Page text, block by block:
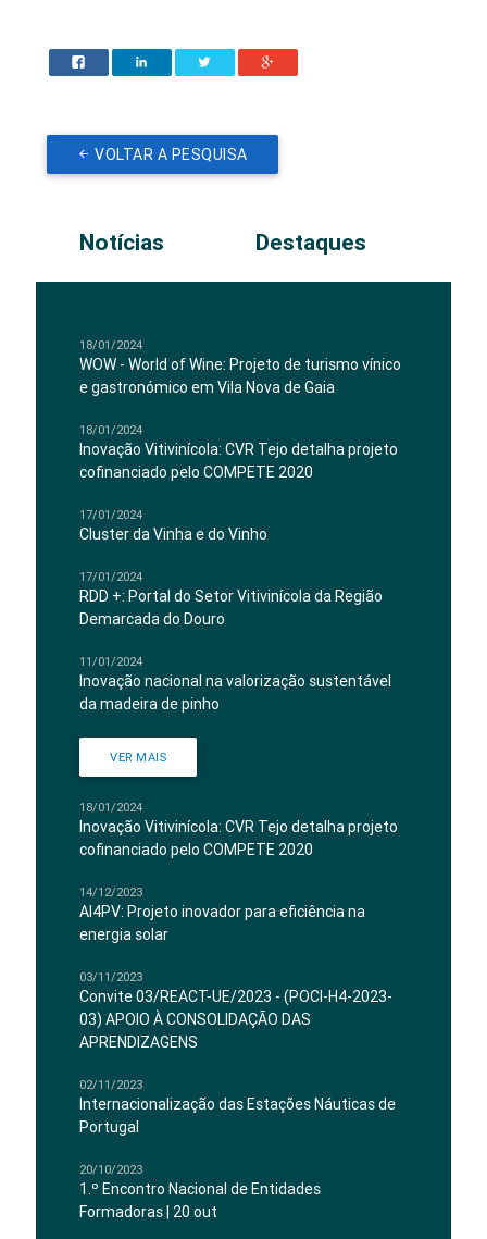
VOLTAR A PESQUISA
Notícias Destaques
18/01/2024
WOW - World of Wine: Projeto de turismo vínico
e gastronómico em Vila Nova de Gaia
18/01/2024
Inovação Vitivinícola: CVR Tejo detalha projeto
cofinanciado pelo COMPETE 2020
17/01/2024
Cluster da Vinha e do Vinho
17/01/2024
RDD +: Portal do Setor Vitivinícola da Região
Demarcada do Douro
11/01/2024
Inovação nacional na valorização sustentável
da madeira de pinho
VER MAIS
18/01/2024
Inovação Vitivinícola: CVR Tejo detalha projeto
cofinanciado pelo COMPETE 2020
14/12/2023
AI4PV: Projeto inovador para eficiência na
energia solar
03/11/2023
Convite 03/REACT-UE/2023 - (POCI-H4-2023-
03) APOIO À CONSOLIDAÇÃO DAS
APRENDIZAGENS
02/11/2023
Internacionalização das Estações Náuticas de
Portugal
20/10/2023
1.º Encontro Nacional de Entidades
Formadoras | 20 out